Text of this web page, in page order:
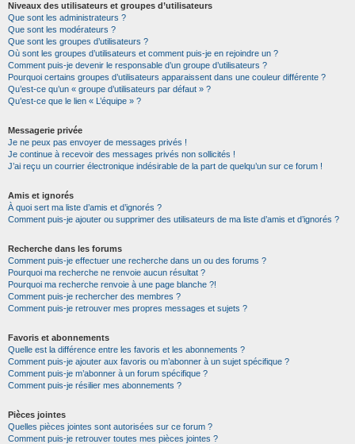
Niveaux des utilisateurs et groupes d’utilisateurs
Que sont les administrateurs ?
Que sont les modérateurs ?
Que sont les groupes d’utilisateurs ?
Où sont les groupes d’utilisateurs et comment puis-je en rejoindre un ?
Comment puis-je devenir le responsable d’un groupe d’utilisateurs ?
Pourquoi certains groupes d’utilisateurs apparaissent dans une couleur différente ?
Qu’est-ce qu’un « groupe d’utilisateurs par défaut » ?
Qu’est-ce que le lien « L’équipe » ?
Messagerie privée
Je ne peux pas envoyer de messages privés !
Je continue à recevoir des messages privés non sollicités !
J’ai reçu un courrier électronique indésirable de la part de quelqu’un sur ce forum !
Amis et ignorés
À quoi sert ma liste d’amis et d’ignorés ?
Comment puis-je ajouter ou supprimer des utilisateurs de ma liste d’amis et d’ignorés ?
Recherche dans les forums
Comment puis-je effectuer une recherche dans un ou des forums ?
Pourquoi ma recherche ne renvoie aucun résultat ?
Pourquoi ma recherche renvoie à une page blanche ?!
Comment puis-je rechercher des membres ?
Comment puis-je retrouver mes propres messages et sujets ?
Favoris et abonnements
Quelle est la différence entre les favoris et les abonnements ?
Comment puis-je ajouter aux favoris ou m’abonner à un sujet spécifique ?
Comment puis-je m’abonner à un forum spécifique ?
Comment puis-je résilier mes abonnements ?
Pièces jointes
Quelles pièces jointes sont autorisées sur ce forum ?
Comment puis-je retrouver toutes mes pièces jointes ?